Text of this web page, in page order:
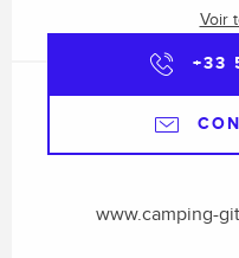
Voir
+33
www.camping-